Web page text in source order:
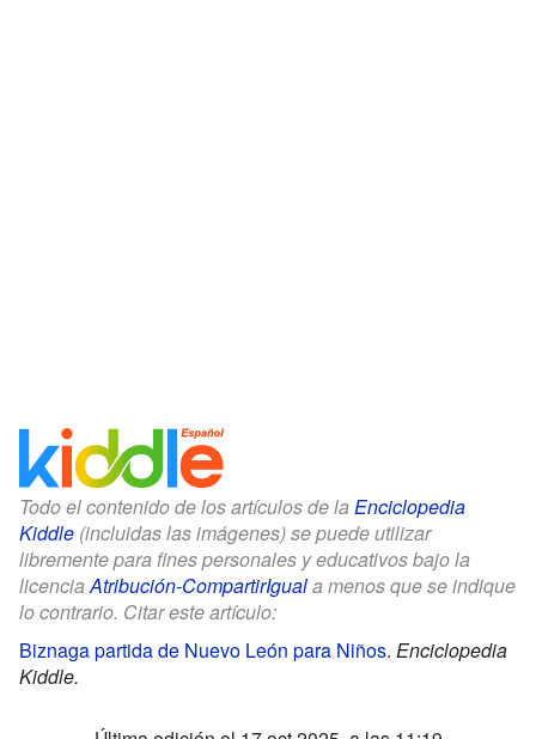
Todo el contenido de los artículos de la Enciclopedia
Kiddle (incluidas las imágenes) se puede utilizar
libremente para fines personales y educativos bajo la
licenciaAtribución-CompartirIguala menos que se indique
lo contrario. Citar este artículo:
Biznaga partida de Nuevo León para Niños. Enciclopedia
Kiddle.